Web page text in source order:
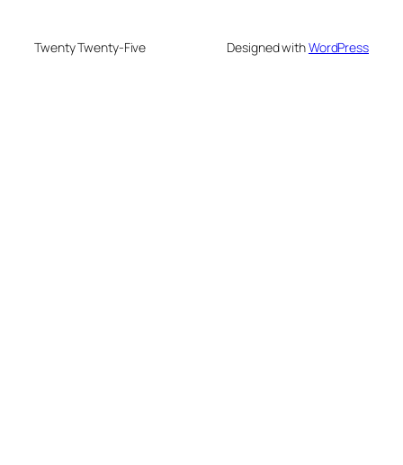
Twenty Twenty-Five Designed withWordPress